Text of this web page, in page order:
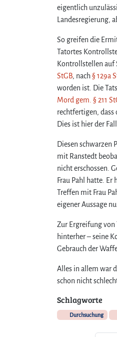
eigentlich
Landesregierung,
So greifen die
Tatortes
Kontrollstellen auf
StGB, nach§ 129a
worden ist. Die
Mord gem. § 211
rechtfertigen, dass
Dies ist hier der
Diesen schwarzen
mit Ranstedt
nicht erschossen.
Frau Pahl hatte.
Treffen mit Frau
eigener Aussage
Zur Ergreifung von
hinterher – seine
Gebrauch der
Alles in allem war
schon nicht
Schlagworte
Durchsuchung